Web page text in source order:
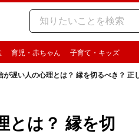
育児・赤ちゃん 子育て・キッズ
が遅い人の心理とは？ 縁を切るべき？ 正
とは？ 縁を切